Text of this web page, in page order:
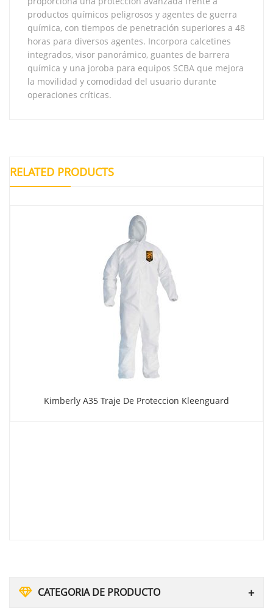
CATEGORIA DE PRODUCTO
productos químicos peligrosos y agentes de guerra
química, con tiempos de penetración superiores a 48
horas para diversos agentes. Incorpora calcetines
integrados, visor panorámico, guantes de barrera
química y una joroba para equipos SCBA que mejora
la movilidad y comodidad del usuario durante
operaciones críticas.
RELATED PRODUCTS
Kimberly A35 Traje De Proteccion Kleenguard